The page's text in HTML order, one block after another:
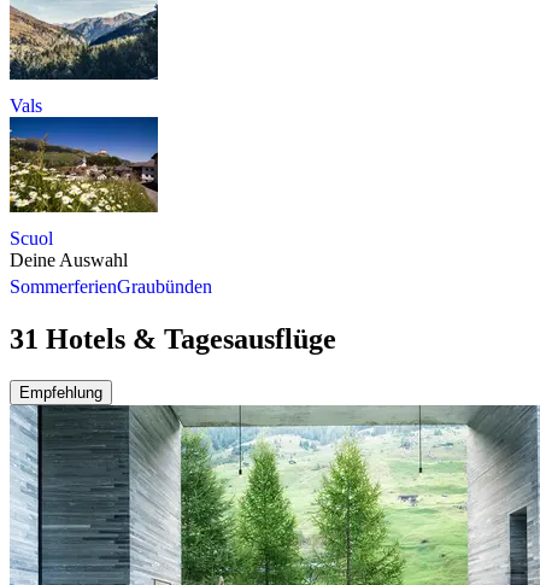
Vals
Scuol
Deine Auswahl
SommerferienGraubünden
31 Hotels & Tagesausflüge
Empfehlung